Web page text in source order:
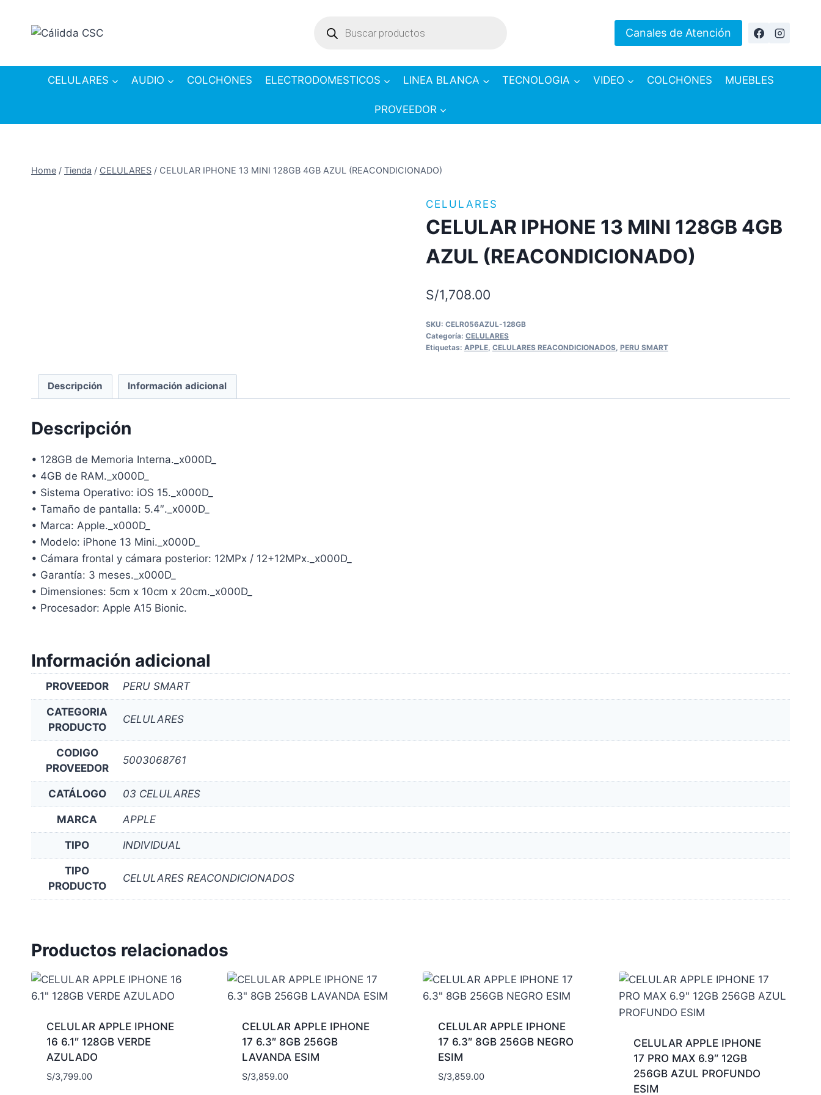
search
Canales de Atención
CELULARES AUDIO COLCHONES ELECTRODOMESTICOS LINEA BLANCA TECNOLOGIA VIDEO COLCHONES MUEBLES
PROVEEDOR
Home / Tienda / CELULARES / CELULAR IPHONE 13 MINI 128GB 4GB AZUL (REACONDICIONADO)
CELULARES
CELULAR IPHONE 13 MINI 128GB 4GB
AZUL (REACONDICIONADO)
S/1,708.00
SKU: CELR056AZUL-128GB
Categoría: CELULARES
Etiquetas: APPLE, CELULARES REACONDICIONADOS, PERU SMART
Descripción Información adicional
Descripción
• 128GB de Memoria Interna._x000D_
• 4GB de RAM._x000D_
• Sistema Operativo: iOS 15._x000D_
• Tamaño de pantalla: 5.4″._x000D_
• Marca: Apple._x000D_
• Modelo: iPhone 13 Mini._x000D_
• Cámara frontal y cámara posterior: 12MPx / 12+12MPx._x000D_
• Garantía: 3 meses._x000D_
• Dimensiones: 5cm x 10cm x 20cm._x000D_
• Procesador: Apple A15 Bionic.
Información adicional
PROVEEDOR PERU SMART
CATEGORIA
PRODUCTO
CELULARES
CODIGO
PROVEEDOR
5003068761
CATÁLOGO 03 CELULARES
MARCA APPLE
TIPO INDIVIDUAL
TIPO
PRODUCTO
CELULARES REACONDICIONADOS
Productos relacionados
CELULAR APPLE IPHONE
16 6.1″ 128GB VERDE
AZULADO
S/3,799.00
CELULAR APPLE IPHONE
17 6.3″ 8GB 256GB
LAVANDA ESIM
S/3,859.00
CELULAR APPLE IPHONE
17 6.3″ 8GB 256GB NEGRO
ESIM
S/3,859.00
CELULAR APPLE IPHONE
17 PRO MAX 6.9″ 12GB
256GB AZUL PROFUNDO
ESIM